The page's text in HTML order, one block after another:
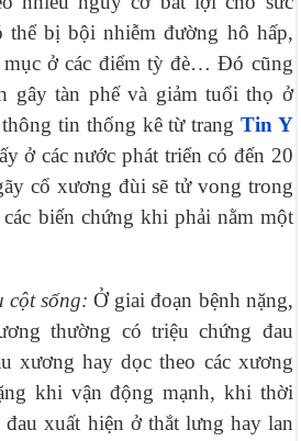
thể bị bội nhiễm đường hô hấp,
ở các điểm tỳ đè… Đó cũng
gây tàn phế và giảm tuổi thọ ở
tin thống kê từ trang Tin Y
ở các nước phát triển có đến 20
cổ xương đùi sẽ tử vong trong
biến chứng khi phải nằm một
cột sống:Ở giai đoạn bệnh nặng,
thường có triệu chứng đau
xương hay dọc theo các xương
khi vận động mạnh, khi thời
xuất hiện ở thắt lưng hay lan